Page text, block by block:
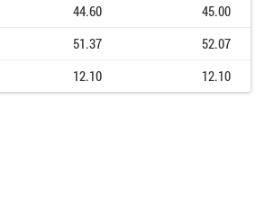
44.60
45.00
51.37
52.07
12.10 12.10